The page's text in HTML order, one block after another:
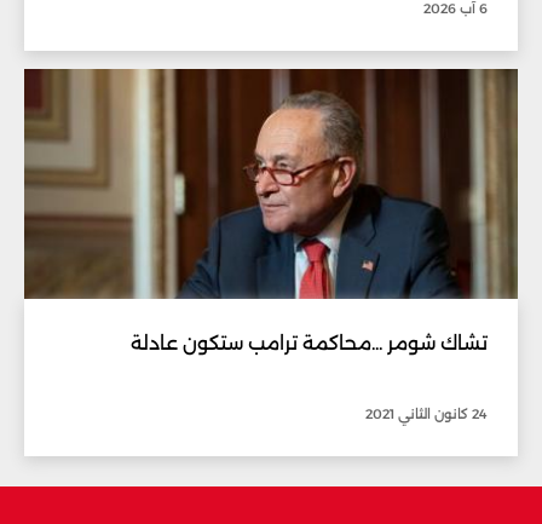
6 آب 2026
تشاك شومر ...محاكمة ترامب ستكون عادلة
24 كانون الثاني 2021